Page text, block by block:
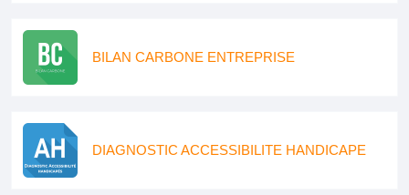
BILAN CARBONE ENTREPRISE
DIAGNOSTIC ACCESSIBILITE HANDICAPE